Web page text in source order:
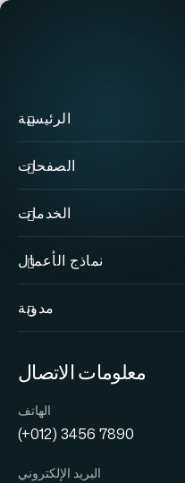
الرئيسية
الصفحات
الخدمات
نماذج الأعمال
مدونة
معلومات الاتصال
الهاتف
(+012) 3456 7890
البريد الإلكتروني